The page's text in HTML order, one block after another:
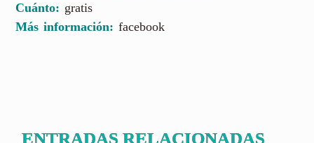
Cuánto: gratis
Más información: facebook
ENTRADAS RELACIONADAS